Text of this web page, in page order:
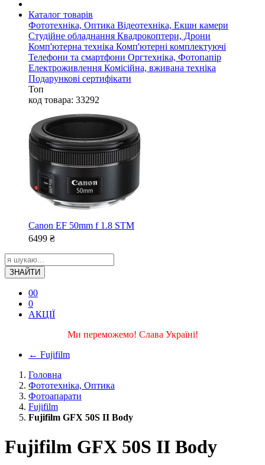
Каталог товарів
Фототехніка, Оптика Відеотехніка, Екшн камери
Студійне обладнання Квадрокоптери, Дрони
Комп'ютерна техніка Комп'ютерні комплектуючі
Телефони та смартфони Оргтехніка, Фотопапір
Електроживлення Комісійна, вживана техніка
Подарункові сертифікати
Топ
код товара: 33292
Canon EF 50mm f 1.8 STM
6499 ₴
ЗНАЙТИ
00
0
АКЦІЇ
Ми переможемо! Слава Україні!
← Fujifilm
Головна
Фототехніка, Оптика
Фотоапарати
Fujifilm
Fujifilm GFX 50S II Body
Fujifilm GFX 50S II Body